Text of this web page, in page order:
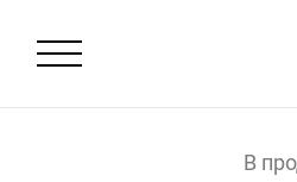
В